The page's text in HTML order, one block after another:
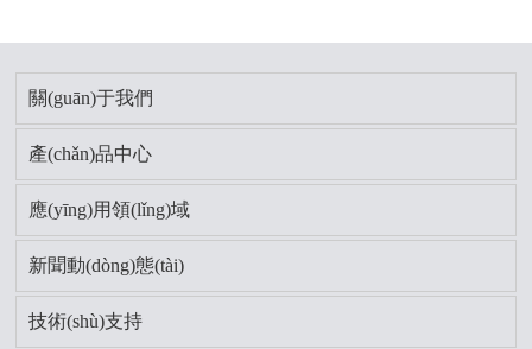
關(guān)于我們
產(chǎn)品中心
應(yīng)用領(lǐng)域
新聞動(dòng)態(tài)
技術(shù)支持